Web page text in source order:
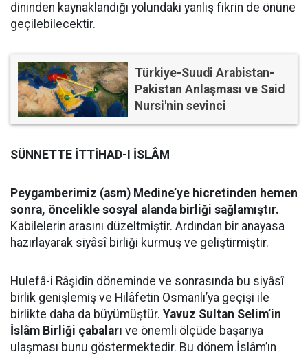
dininden kaynaklandığı yolundaki yanlış fikrin de önüne
geçilebilecektir.
Türkiye-Suudi Arabistan-
Pakistan Anlaşması ve Said
Nursi'nin sevinci
SÜNNETTE İTTİHAD-I İSLÂM
Peygamberimiz (asm) Medine’ye hicretinden hemen
sonra, öncelikle sosyal alanda birliği sağlamıştır.
Kabilelerin arasını düzeltmiştir. Ardından bir anayasa
hazırlayarak siyâsî birliği kurmuş ve geliştirmiştir.
Hulefâ-i Râşidîn döneminde ve sonrasında bu siyâsî
birlik genişlemiş ve Hilâfetin Osmanlı’ya geçişi ile
birlikte daha da büyümüştür. Yavuz Sultan Selim’in
İslâm Birliği çabaları ve önemli ölçüde başarıya
ulaşması bunu göstermektedir. Bu dönem İslâm’ın